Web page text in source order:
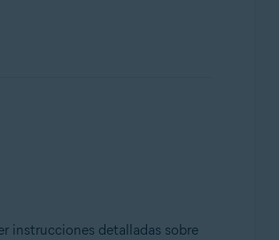
instrucciones detalladas sobre